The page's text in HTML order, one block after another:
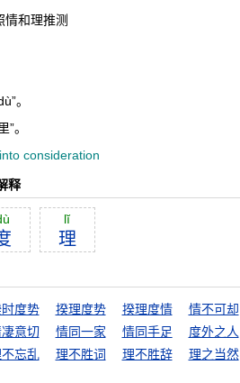
情和理推测
。
。
consideration
释
lĭ
理
度势 揆理度势 揆理度情 情不可却
意切 情同一家 情同手足 度外之人
忘乱 理不胜词 理不胜辞 理之当然